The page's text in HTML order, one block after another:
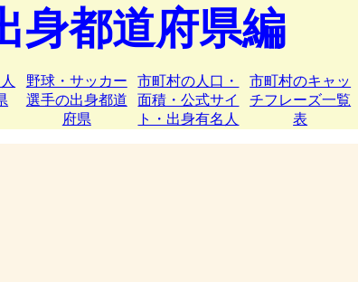
都道府県編
野球・サッカー
選手の出身都道
府県
市町村の人口・
面積・公式サイ
ト・出身有名人
市町村のキャッ
チフレーズ一覧
表